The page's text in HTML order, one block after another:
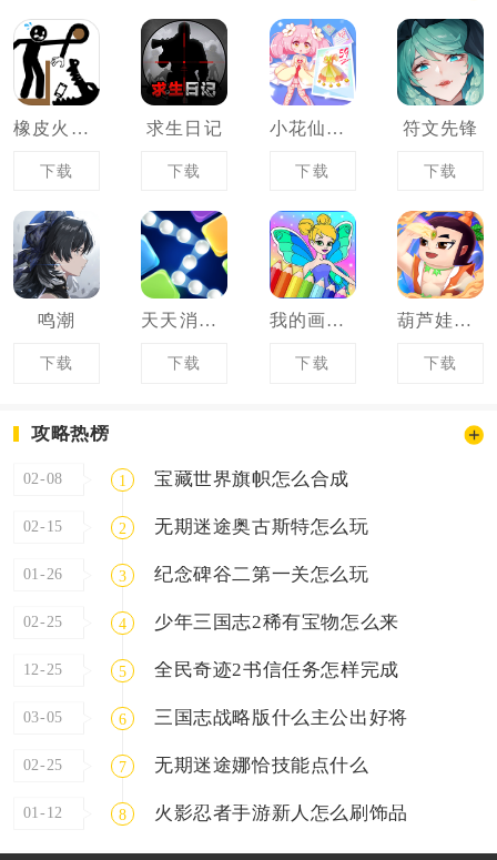
橡皮火柴人
下载
求生日记
下载
小花仙四时花语
下载
符文先锋
下载
鸣潮
下载
天天消砖块
下载
我的画画世界
下载
葫芦娃奇幻世界
下载
攻略热榜
02-08 1 宝藏世界旗帜怎么合成
02-15 2 无期迷途奥古斯特怎么玩
01-26 3 纪念碑谷二第一关怎么玩
02-25 4 少年三国志2稀有宝物怎么来
12-25 5 全民奇迹2书信任务怎样完成
03-05 6 三国志战略版什么主公出好将
02-25 7 无期迷途娜恰技能点什么
01-12 8 火影忍者手游新人怎么刷饰品